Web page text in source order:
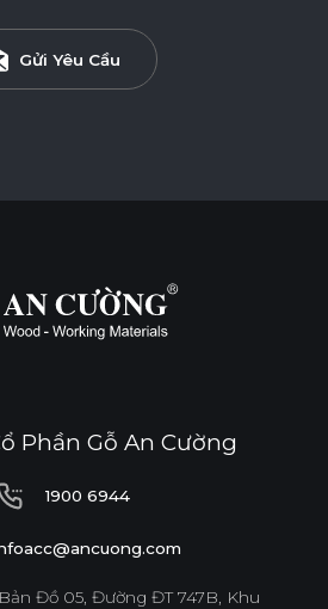
Gửi Yêu Cầu
Phần Gỗ An Cường
1900 6944
1900 6944
infoacc@ancuong.com
Đồ 05, Đường ĐT 747B, Khu